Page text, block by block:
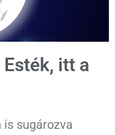
itt a
is sugározva